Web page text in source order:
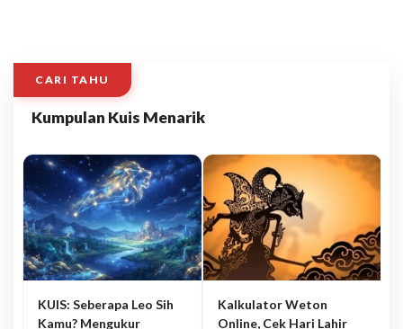
CARI TAHU
Kumpulan Kuis Menarik
KUIS: Seberapa Leo Sih
Kamu? Mengukur
Kalkulator Weton
Online, Cek Hari Lahir